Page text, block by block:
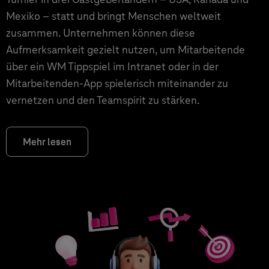
Mexiko – statt und bringt Menschen weltweit
zusammen. Unternehmen können diese
Aufmerksamkeit gezielt nutzen, um Mitarbeitende
über ein WM Tippspiel im Intranet oder in der
Mitarbeitenden-App spielerisch miteinander zu
vernetzen und den Teamspirit zu stärken.
Mehr lesen